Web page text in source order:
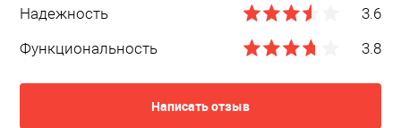
Надежность
3.6
Функциональность
3.8
Написать отзыв